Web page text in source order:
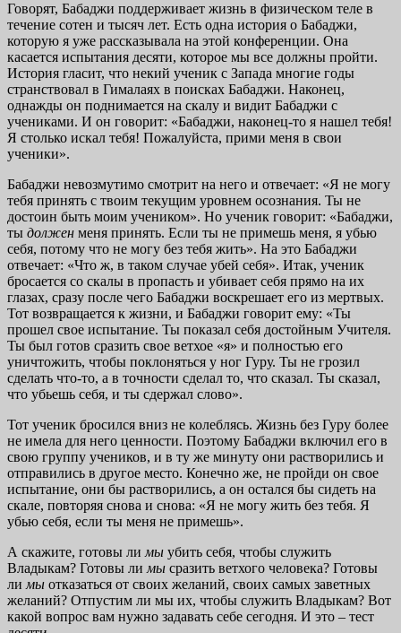
Говорят, Бабаджи поддерживает жизнь в физическом теле в
течение сотен и тысяч лет. Есть одна история о Бабаджи,
которую я уже рассказывала на этой конференции. Она
касается испытания десяти, которое мы все должны пройти.
История гласит, что некий ученик с Запада многие годы
странствовал в Гималаях в поисках Бабаджи. Наконец,
однажды он поднимается на скалу и видит Бабаджи с
учениками. И он говорит: «Бабаджи, наконец-то я нашел тебя!
Я столько искал тебя! Пожалуйста, прими меня в свои
ученики».
Бабаджи невозмутимо смотрит на него и отвечает: «Я не могу
тебя принять с твоим текущим уровнем осознания. Ты не
достоин быть моим учеником». Но ученик говорит: «Бабаджи,
ты должен меня принять. Если ты не примешь меня, я убью
себя, потому что не могу без тебя жить». На это Бабаджи
отвечает: «Что ж, в таком случае убей себя». Итак, ученик
бросается со скалы в пропасть и убивает себя прямо на их
глазах, сразу после чего Бабаджи воскрешает его из мертвых.
Тот возвращается к жизни, и Бабаджи говорит ему: «Ты
прошел свое испытание. Ты показал себя достойным Учителя.
Ты был готов сразить свое ветхое «я» и полностью его
уничтожить, чтобы поклоняться у ног Гуру. Ты не грозил
сделать что-то, а в точности сделал то, что сказал. Ты сказал,
что убьешь себя, и ты сдержал слово».
Тот ученик бросился вниз не колеблясь. Жизнь без Гуру более
не имела для него ценности. Поэтому Бабаджи включил его в
свою группу учеников, и в ту же минуту они растворились и
отправились в другое место. Конечно же, не пройди он свое
испытание, они бы растворились, а он остался бы сидеть на
скале, повторяя снова и снова: «Я не могу жить без тебя. Я
убью себя, если ты меня не примешь».
А скажите, готовы лимы убить себя, чтобы служить
Владыкам? Готовы лимы сразить ветхого человека? Готовы
лимы отказаться от своих желаний, своих самых заветных
желаний? Отпустим ли мы их, чтобы служить Владыкам? Вот
какой вопрос вам нужно задавать себе сегодня. И это – тест